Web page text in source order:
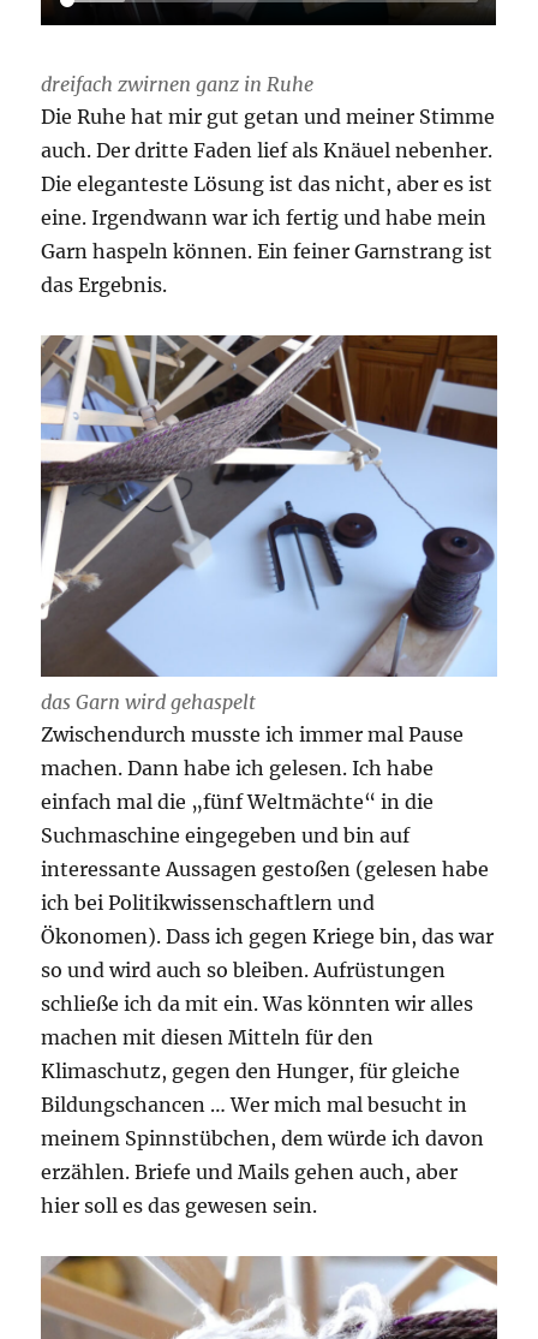
dreifach zwirnen ganz in Ruhe
Die Ruhe hat mir gut getan und meiner Stimme
auch. Der dritte Faden lief als Knäuel nebenher.
Die eleganteste Lösung ist das nicht, aber es ist
eine. Irgendwann war ich fertig und habe mein
Garn haspeln können. Ein feiner Garnstrang ist
das Ergebnis.
das Garn wird gehaspelt
Zwischendurch musste ich immer mal Pause
machen. Dann habe ich gelesen. Ich habe
einfach mal die „fünf Weltmächte“ in die
Suchmaschine eingegeben und bin auf
interessante Aussagen gestoßen (gelesen habe
ich bei Politikwissenschaftlern und
Ökonomen). Dass ich gegen Kriege bin, das war
so und wird auch so bleiben. Aufrüstungen
schließe ich da mit ein. Was könnten wir alles
machen mit diesen Mitteln für den
Klimaschutz, gegen den Hunger, für gleiche
Bildungschancen … Wer mich mal besucht in
meinem Spinnstübchen, dem würde ich davon
erzählen. Briefe und Mails gehen auch, aber
hier soll es das gewesen sein.